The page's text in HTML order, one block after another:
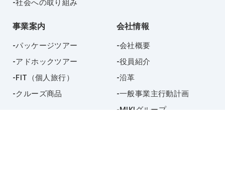
社会への取り組み
事業案内
パッケージツアー
アドホックツアー
FIT（個人旅行）
クルーズ商品
会社情報
会社概要
役員紹介
沿革
一般事業主行動計画
MIKIグループ